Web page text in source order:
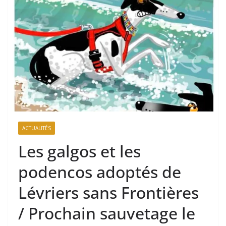
ACTUALITÉS
Les galgos et les
podencos adoptés de
Lévriers sans Frontières
/ Prochain sauvetage le